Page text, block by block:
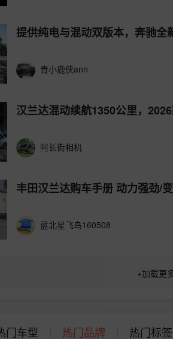
提供纯电与混动双版本，奔驰全
青小鹿侠ann
汉兰达混动续航1350公里，
阿长街相机
丰田汉兰达购车手册 动力强劲/
蓝北星飞鸟160508
+加载更
门车型 热门品牌 热门标签